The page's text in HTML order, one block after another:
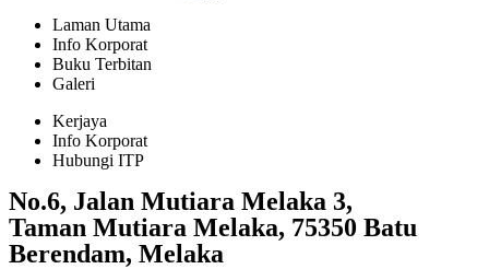
Laman Utama
Info Korporat
Buku Terbitan
Galeri
Kerjaya
Info Korporat
Hubungi ITP
No.6, Jalan Mutiara Melaka 3,
Taman Mutiara Melaka, 75350 Batu
Berendam, Melaka